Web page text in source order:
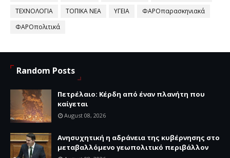
ΤΕΧΝΟΛΟΓΙΑ
ΤΟΠΙΚΑ ΝΕΑ ΥΓΕΙΑ
ΦΑΡΟπαρασκηνιακά
ΦΑΡΟπολιτικά
Random Posts
Πετρέλαιο: Κέρδη από έναν πλανήτη που
καίγεται
August 08, 2026
Ανησυχητική η αδράνεια της κυβέρνησης στο
μεταβαλλόμενο γεωπολιτικό περιβάλλον